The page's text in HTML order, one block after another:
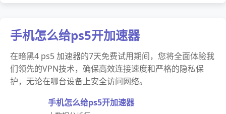
手机怎么给ps5开加速器
在暗黑4 ps5 加速器的7天免费试用期间，您将全面体验我
们领先的VPN技术，确保高效连接速度和严格的隐私保
护，无论在哪台设备上安全访问网络。
手机怎么给ps5开加速器